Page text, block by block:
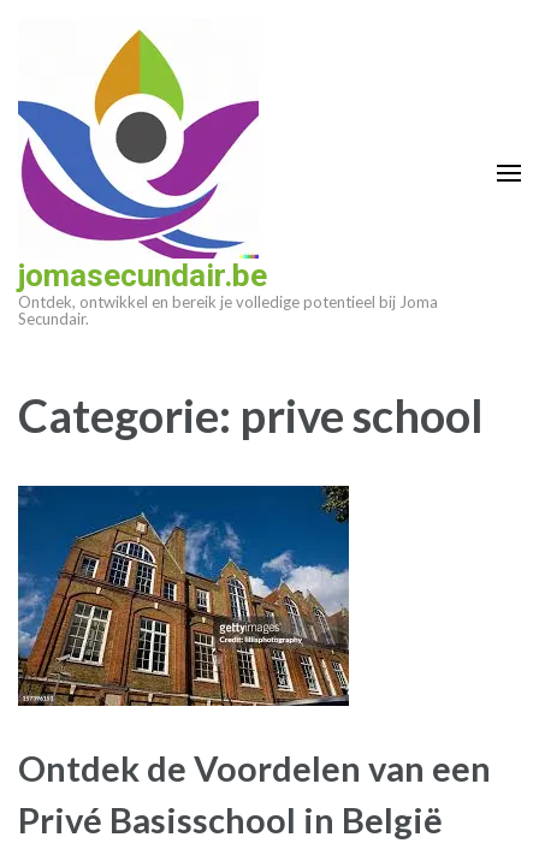
(druk
enter)
jomasecundair.be
Ontdek, ontwikkel en bereik je volledige potentieel bij Joma
Secundair.
Categorie: prive school
Ontdek de Voordelen van een
Privé Basisschool in België